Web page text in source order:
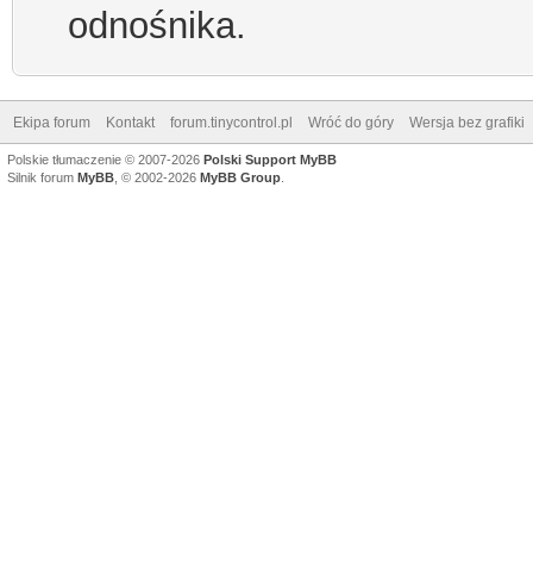
odnośnika.
Ekipa forum Kontakt forum.tinycontrol.pl Wróć do góry Wersja bez grafiki
Polskie tłumaczenie © 2007-2026 Polski Support MyBB
Silnik forum MyBB , © 2002-2026 MyBB Group